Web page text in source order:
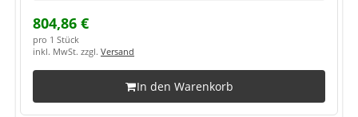
804,86 €
pro 1 Stück
inkl. MwSt. zzgl. Versand
In den Warenkorb